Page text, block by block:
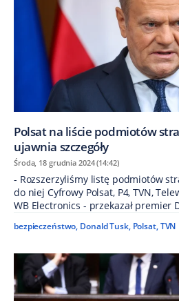
Polsat na liście podmiotów
ujawnia szczegóły
Środa, 18 grudnia 2024 (14:42)
- Rozszerzyliśmy listę podmiotów
do niej Cyfrowy Polsat, P4, TVN,
WB Electronics - przekazał premier
bezpieczeństwo, Donald Tusk, Polsat,TVN